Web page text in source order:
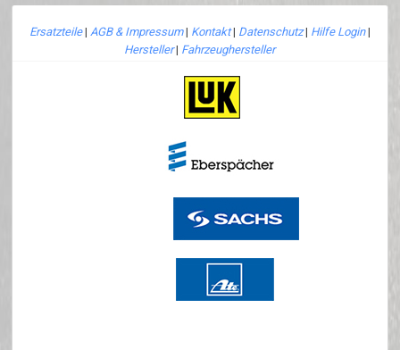
Ersatzteile| AGB & Impressum| Kontakt| Datenschutz| Hilfe Login|
Hersteller| Fahrzeughersteller